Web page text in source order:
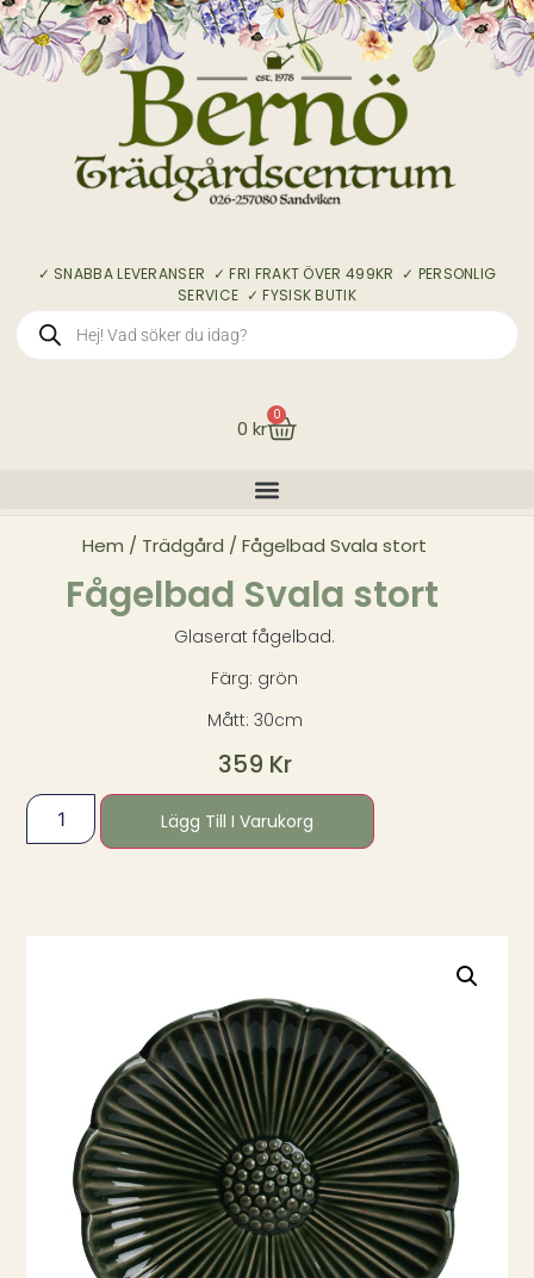
✓ SNABBA LEVERANSER ✓ FRI FRAKT ÖVER 499KR ✓ PERSONLIG
SERVICE ✓ FYSISK BUTIK
0 kr
0
Hem / Trädgård / Fågelbad Svala stort
Fågelbad Svala stort
Glaserat fågelbad.
Färg: grön
Mått: 30cm
359 Kr
Lägg Till I Varukorg